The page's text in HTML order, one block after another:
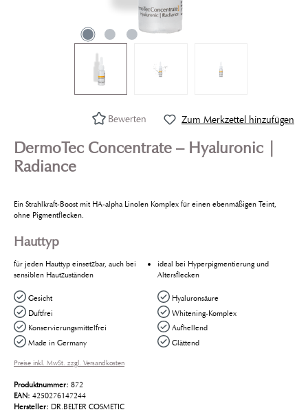
Zum Merkzettel hinzufügen
Bewerten
DermoTec Concentrate – Hyaluronic |
Radiance
Ein Strahlkraft-Boost mit HA-alpha Linolen Komplex für einen ebenmäßigen Teint,
ohne Pigmentflecken.
Hauttyp
für jeden Hauttyp einsetzbar, auch bei
sensiblen Hautzuständen
ideal bei Hyperpigmentierung und
Altersflecken
Gesicht
Duftfrei
Konservierungsmittelfrei
Made in Germany
Hyaluronsäure
Whitening-Komplex
Aufhellend
Glättend
Preise inkl. MwSt. zzgl. Versandkosten
Produktnummer: 872
EAN: 4250276147244
Hersteller: DR.BELTER COSMETIC